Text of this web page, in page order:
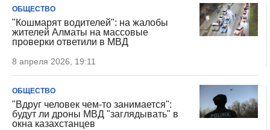
ОБЩЕСТВО
"Кошмарят водителей": на жалобы
жителей Алматы на массовые
проверки ответили в МВД
8 апреля 2026, 19:11
ОБЩЕСТВО
"Вдруг человек чем-то занимается":
будут ли дроны МВД "заглядывать" в
окна казахстанцев